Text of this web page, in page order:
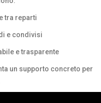
tra reparti
e condivisi
e trasparente
un supporto concreto per